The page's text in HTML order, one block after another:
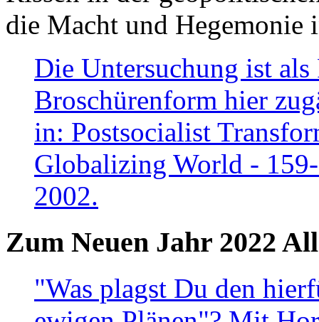
die Macht und Hegemonie
Die Untersuchung ist
Broschürenform hier
in: Postsocialist
Globalizing World -
2002.
Zum Neuen Jahr 2022
"Was plagst Du den